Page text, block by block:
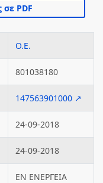
Ο.Ε.
801038180
147563901000 ↗
24-09-2018
24-09-2018
ΕΝ ΕΝΕΡΓΕΙΑ